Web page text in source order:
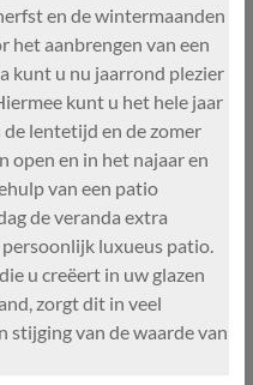
en de wintermaanden
aanbrengen van een
kunt u nu jaarrond plezier
kunt u het hele jaar
lentetijd en de zomer
open en in het najaar en
van een patio
de veranda extra
luxueus patio.
u creëert in uw glazen
zorgt dit in veel
stijging van de waarde van